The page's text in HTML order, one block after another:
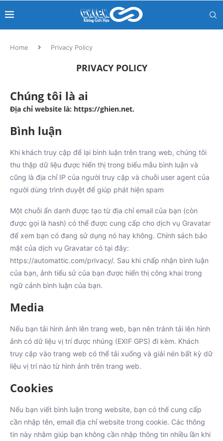
Home Privacy Policy
PRIVACY POLICY
Chúng tôi là ai
Địa chỉ website là: https://ghien.net.
Bình luận
Khi khách truy cập để lại bình luận trên trang web, chúng tôi
thu thập dữ liệu được hiển thị trong biểu mẫu bình luận và
cũng là địa chỉ IP của người truy cập và chuỗi user agent của
người dùng trình duyệt để giúp phát hiện spam
Một chuỗi ẩn danh được tạo từ địa chỉ email của bạn (còn
được gọi là hash) có thể được cung cấp cho dịch vụ Gravatar
để xem bạn có đang sử dụng nó hay không. Chính sách bảo
mật của dịch vụ Gravatar có tại đây:
https://automattic.com/privacy/. Sau khi chấp nhận bình luận
của bạn, ảnh tiểu sử của bạn được hiển thị công khai trong
ngữ cảnh bình luận của bạn.
Media
Nếu bạn tải hình ảnh lên trang web, bạn nên tránh tải lên hình
ảnh có dữ liệu vị trí được nhúng (EXIF GPS) đi kèm. Khách
truy cập vào trang web có thể tải xuống và giải nén bất kỳ dữ
liệu vị trí nào từ hình ảnh trên trang web.
Cookies
Nếu bạn viết bình luận trong website, bạn có thể cung cấp
cần nhập tên, email địa chỉ website trong cookie. Các thông
tin này nhằm giúp bạn không cần nhập thông tin nhiều lần khi